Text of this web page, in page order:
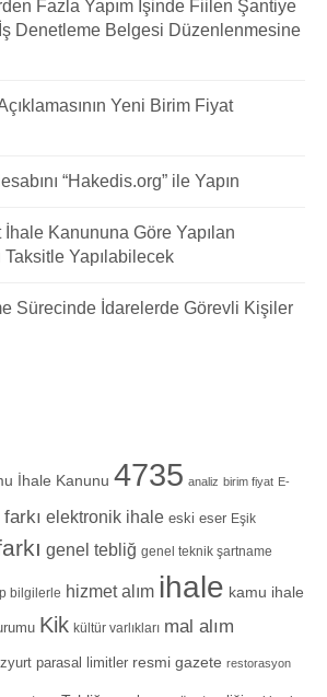
Fazla Yapım İşinde Fiilen Şantiye
İş Denetleme Belgesi Düzenlenmesine
Yeni Birim Fiyat
“Hakedis.org” ile Yapın
İhale Kanununa Göre Yapılan
Taksitle Yapılabilecek
Sürecinde İdarelerde Görevli Kişiler
İhale Kanunu 4735 analiz birim fiyat E-
elektronik ihale eski eser Eşik
genel tebliğ genel teknik şartname
bilgilerle hizmet alım ihale kamu ihale
Kik kültür varlıkları mal alım
parasal limitler resmi gazete restorasyon